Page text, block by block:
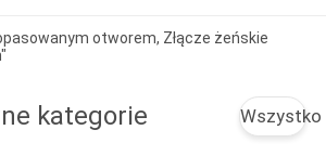
otworem, Złącze żeńskie
kategorie Wszystko